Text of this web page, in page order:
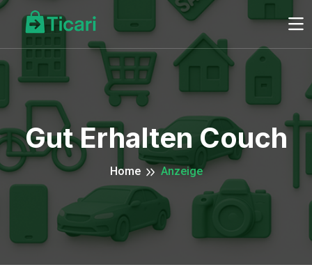
Gut Erhalten Couch
Home Anzeige